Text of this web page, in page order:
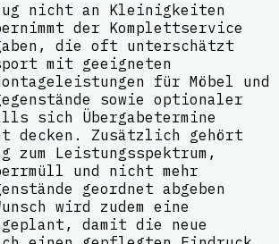
nicht an Kleinigkeiten
der Komplettservice
die oft unterschätzt
mit geeigneten
für Möbel und
sowie optionaler
sich Übergabetermine
Zusätzlich gehört
zum Leistungsspektrum,
und nicht mehr
geordnet abgeben
wird zudem eine
damit die neue